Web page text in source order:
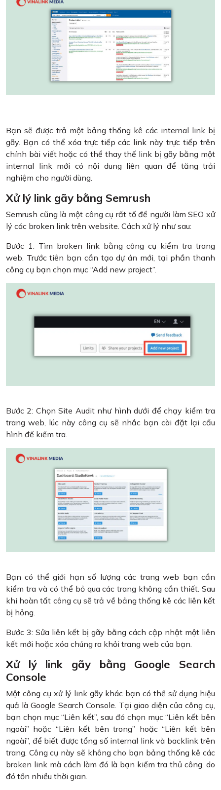
Bạn sẽ được trả một bảng thống kê các internal link bị
gãy. Bạn có thể xóa trực tiếp các link này trực tiếp trên
chính bài viết hoặc có thể thay thế link bị gãy bằng một
internal link mới có nội dung liên quan để tăng trải
nghiệm cho người dùng.
Xử lý link gãy bằng Semrush
Semrush cũng là một công cụ rất tố để người làm SEO xử
lý các broken link trên website. Cách xử lý như sau:
Bước 1: Tìm broken link bằng công cụ kiểm tra trang
web. Trước tiên bạn cần tạo dự án mới, tại phần thanh
công cụ bạn chọn mục “Add new project”.
Bước 2: Chọn Site Audit như hình dưới để chạy kiểm tra
trang web, lúc này công cụ sẽ nhắc bạn cài đặt lại cấu
hình để kiểm tra.
Bạn có thể giới hạn số lượng các trang web bạn cần
kiểm tra và có thể bỏ qua các trang không cần thiết. Sau
khi hoàn tất công cụ sẽ trả về bảng thống kê các liên kết
bị hỏng.
Bước 3: Sửa liên kết bị gãy bằng cách cập nhật một liên
kết mới hoặc xóa chúng ra khỏi trang web của bạn.
Xử lý link gãy bằng Google Search
Console
Một công cụ xử lý link gãy khác bạn có thể sử dụng hiệu
quả là Google Search Console. Tại giao diện của công cụ,
bạn chọn mục “Liên kết”, sau đó chọn mục “Liên kết bên
ngoài” hoặc “Liên kết bên trong” hoặc “Liên kết bên
ngoài”, để biết được tổng số internal link và backlink trên
trang. Công cụ này sẽ không cho bạn bảng thống kê các
broken link mà cách làm đó là bạn kiểm tra thủ công, do
đó tốn nhiều thời gian.